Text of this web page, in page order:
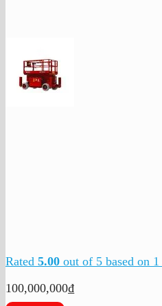
Rated 5.00 out of 5 based on 1
100,000,000₫